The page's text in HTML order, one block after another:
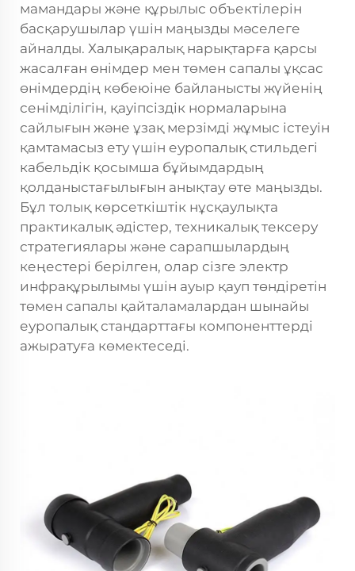
мамандары және құрылыс объектілерін
басқарушылар үшін маңызды мәселеге
айналды. Халықаралық нарықтарға қарсы
жасалған өнімдер мен төмен сапалы ұқсас
өнімдердің көбеюіне байланысты жүйенің
сенімділігін, қауіпсіздік нормаларына
сайлығын және ұзақ мерзімді жұмыс істеуін
қамтамасыз ету үшін еуропалық стильдегі
кабельдік қосымша бұйымдардың
қолданыстағылығын анықтау өте маңызды.
Бұл толық көрсеткіштік нұсқаулықта
практикалық әдістер, техникалық тексеру
стратегиялары және сарапшылардың
кеңестері берілген, олар сізге электр
инфрақұрылымы үшін ауыр қауп төндіретін
төмен сапалы қайталамалардан шынайы
еуропалық стандарттағы компоненттерді
ажыратуға көмектеседі.